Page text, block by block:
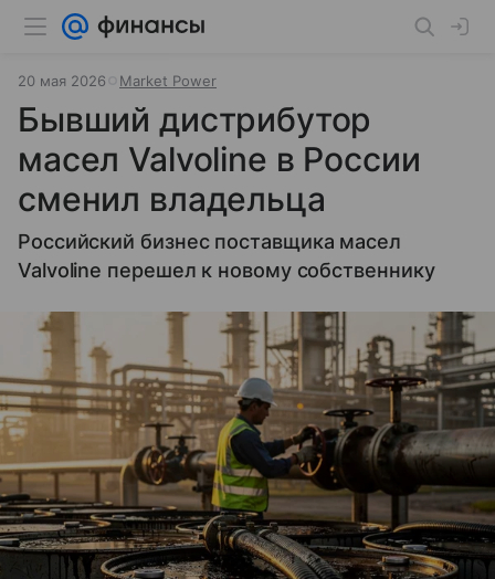
20 мая 2026 Market Power
Бывший дистрибутор
масел Valvoline в России
сменил владельца
Российский бизнес поставщика масел
Valvoline перешел к новому собственнику